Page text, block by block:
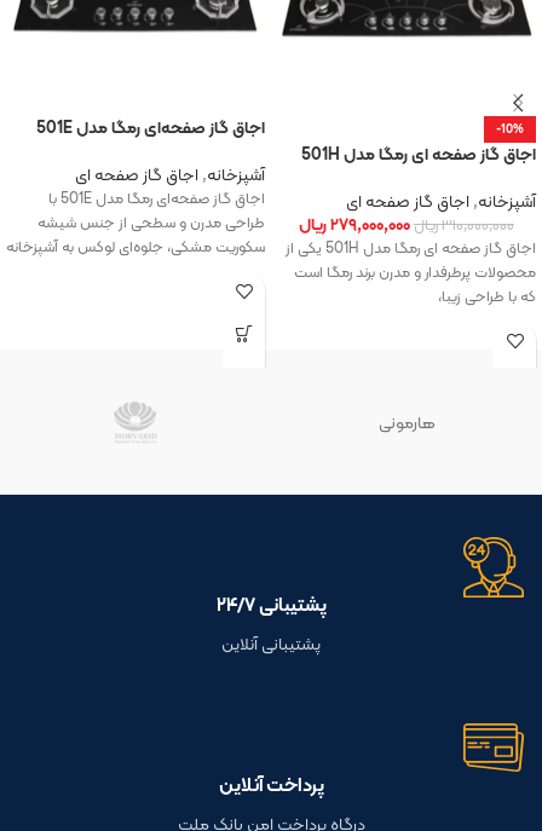
-10%
اجاق گاز صفحه ای رمگا مدل 501H
آشپزخانه,اجاق گاز صفحه ای
۳۱۰,۰۰۰,۰۰۰ریال۲۷۹,۰۰۰,۰۰۰ریال
اجاق گاز صفحه ای رمگا مدل 501H یکی از
محصولات پرطرفدار و مدرن برند رمگا است
که با طراحی زیبا،
اجاق‌ گاز صفحه‌ای رمگا مدل 501E
آشپزخانه,اجاق گاز صفحه ای
اجاق‌ گاز صفحه‌ای رمگا مدل 501E با
طراحی مدرن و سطحی از جنس شیشه
سکوریت مشکی، جلوه‌ای لوکس به آشپزخانه
هارمونی
پشتیبانی ۲۴/۷
پشتیبانی آنلاین
پرداخت آنلاین
درگاه پرداخت امن بانک ملت